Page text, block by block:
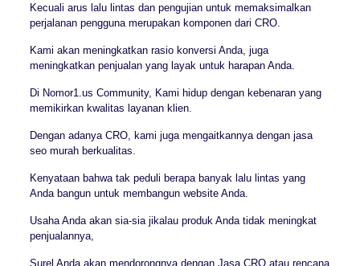
Kecuali arus lalu lintas dan pengujian untuk memaksimalkan
perjalanan pengguna merupakan komponen dari CRO.
Kami akan meningkatkan rasio konversi Anda, juga
meningkatkan penjualan yang layak untuk harapan Anda.
Di Nomor1.us Community, Kami hidup dengan kebenaran yang
memikirkan kwalitas layanan klien.
Dengan adanya CRO, kami juga mengaitkannya dengan jasa
seo murah berkualitas.
Kenyataan bahwa tak peduli berapa banyak lalu lintas yang
Anda bangun untuk membangun website Anda.
Usaha Anda akan sia-sia jikalau produk Anda tidak meningkat
penjualannya,
Surel Anda akan mendorongnya dengan Jasa CRO atau rencana